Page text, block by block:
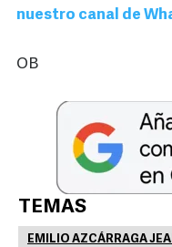
nuestro canal de
OB
TEMAS
EMILIO AZCÁRRAGA